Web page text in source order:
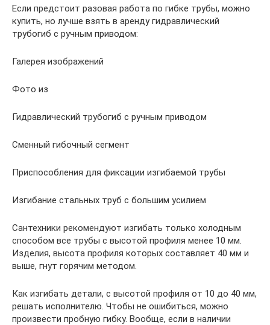
Если предстоит разовая работа по гибке трубы, можно
купить, но лучше взять в аренду гидравлический
трубогиб с ручным приводом:
Галерея изображений
Фото из
Гидравлический трубогиб с ручным приводом
Сменный гибочный сегмент
Приспособления для фиксации изгибаемой трубы
Изгибание стальных труб с большим усилием
Сантехники рекомендуют изгибать только холодным
способом все трубы с высотой профиля менее 10 мм.
Изделия, высота профиля которых составляет 40 мм и
выше, гнут горячим методом.
Как изгибать детали, с высотой профиля от 10 до 40 мм,
решать исполнителю. Чтобы не ошибиться, можно
произвести пробную гибку. Вообще, если в наличии